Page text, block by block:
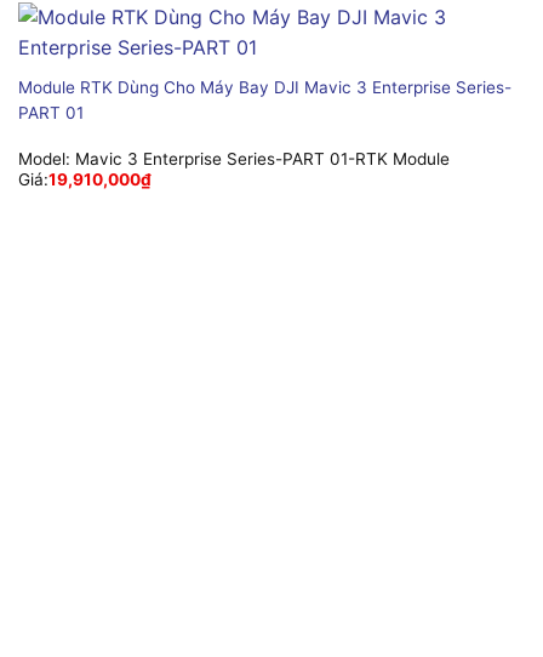
Module RTK Dùng Cho Máy Bay DJI Mavic 3 Enterprise Series-
PART 01
Model: Mavic 3 Enterprise Series-PART 01-RTK Module
Giá:19,910,000₫